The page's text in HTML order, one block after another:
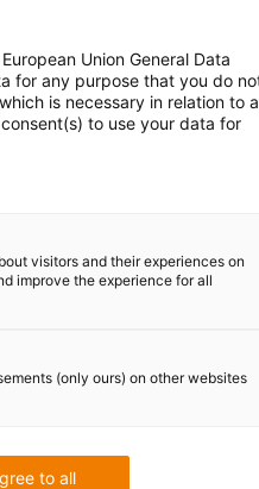
Union General Data
for any purpose that you do
is necessary in relation to a
to use your data for
visitors and their experiences on
improve the experience for all
(only ours) on other websites
to all